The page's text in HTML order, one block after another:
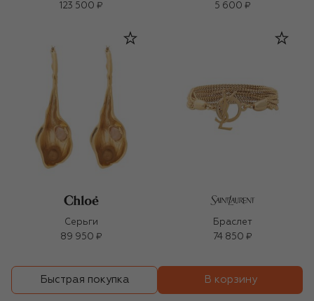
123 500 ₽
5 600 ₽
Серьги
89 950 ₽
Браслет
74 850 ₽
Быстрая покупка В корзину